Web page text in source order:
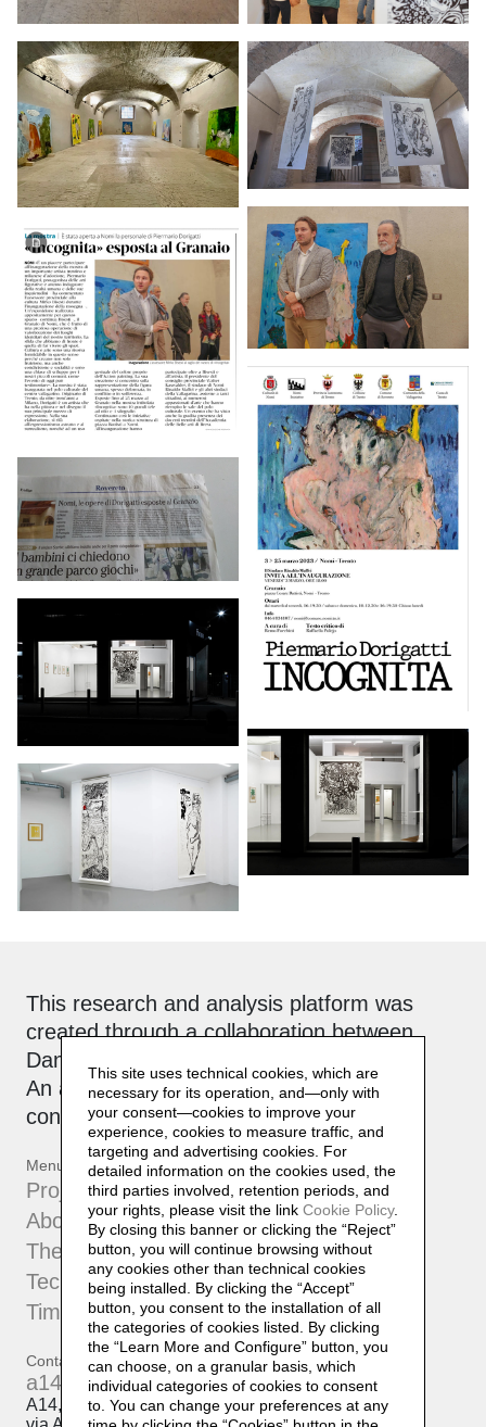
This research and analysis platform was
created through a collaboration between
Daniela Lorenzi and
An active, collaborative archive that is
constantly being updated.
Menu
Projects
About
The Atelier
Techniques
Timeline
Contatti
a14@a14.br.com
A14, Daniela Lorenzi
This site uses technical cookies, which are
necessary for its operation, and—only with
your consent—cookies to improve your
experience, cookies to measure traffic, and
targeting and advertising cookies. For
detailed information on the cookies used, the
third parties involved, retention periods, and
your rights, please visit the link Cookie Policy.
By closing this banner or clicking the “Reject”
button, you will continue browsing without
any cookies other than technical cookies
being installed. By clicking the “Accept”
button, you consent to the installation of all
the categories of cookies listed. By clicking
the “Learn More and Configure” button, you
can choose, on a granular basis, which
individual categories of cookies to consent
to. You can change your preferences at any